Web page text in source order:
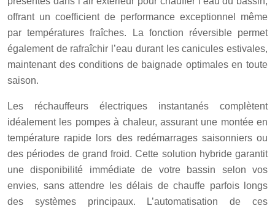
offrant un coefficient de performance exceptionnel même
par températures fraîches. La fonction réversible permet
également de rafraîchir l’eau durant les canicules estivales,
maintenant des conditions de baignade optimales en toute
saison.
Les réchauffeurs électriques instantanés complètent
idéalement les pompes à chaleur, assurant une montée en
température rapide lors des redémarrages saisonniers ou
des périodes de grand froid. Cette solution hybride garantit
une disponibilité immédiate de votre bassin selon vos
envies, sans attendre les délais de chauffe parfois longs
des systèmes principaux. L’automatisation de ces